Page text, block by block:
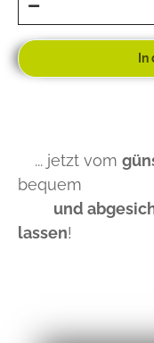
... jetzt vom
bequem
und
lassen!